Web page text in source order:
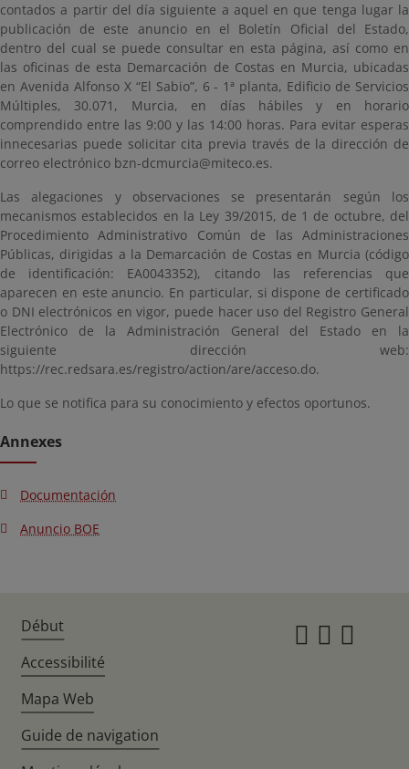
contados a partir del día siguiente a aquel en que tenga lugar la
publicación de este anuncio en el Boletín Oficial del Estado,
dentro del cual se puede consultar en esta página, así como en
las oficinas de esta Demarcación de Costas en Murcia, ubicadas
en Avenida Alfonso X “El Sabio”, 6 - 1ª planta, Edificio de Servicios
Múltiples, 30.071, Murcia, en días hábiles y en horario
comprendido entre las 9:00 y las 14:00 horas. Para evitar esperas
innecesarias puede solicitar cita previa través de la dirección de
correo electrónico bzn-dcmurcia@miteco.es.
Las alegaciones y observaciones se presentarán según los
mecanismos establecidos en la Ley 39/2015, de 1 de octubre, del
Procedimiento Administrativo Común de las Administraciones
Públicas, dirigidas a la Demarcación de Costas en Murcia (código
de identificación: EA0043352), citando las referencias que
aparecen en este anuncio. En particular, si dispone de certificado
o DNI electrónicos en vigor, puede hacer uso del Registro General
Electrónico de la Administración General del Estado en la
siguiente dirección web:
https://rec.redsara.es/registro/action/are/acceso.do.
Lo que se notifica para su conocimiento y efectos oportunos.
Annexes
Documentación
Anuncio BOE
Début
Accessibilité
Mapa Web
Guide de navigation